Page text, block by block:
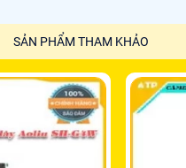
SẢN PHẨM THAM KHẢO